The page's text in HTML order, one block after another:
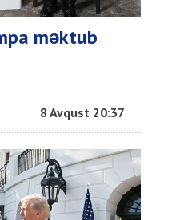
məktub
8 Avqust 20:37